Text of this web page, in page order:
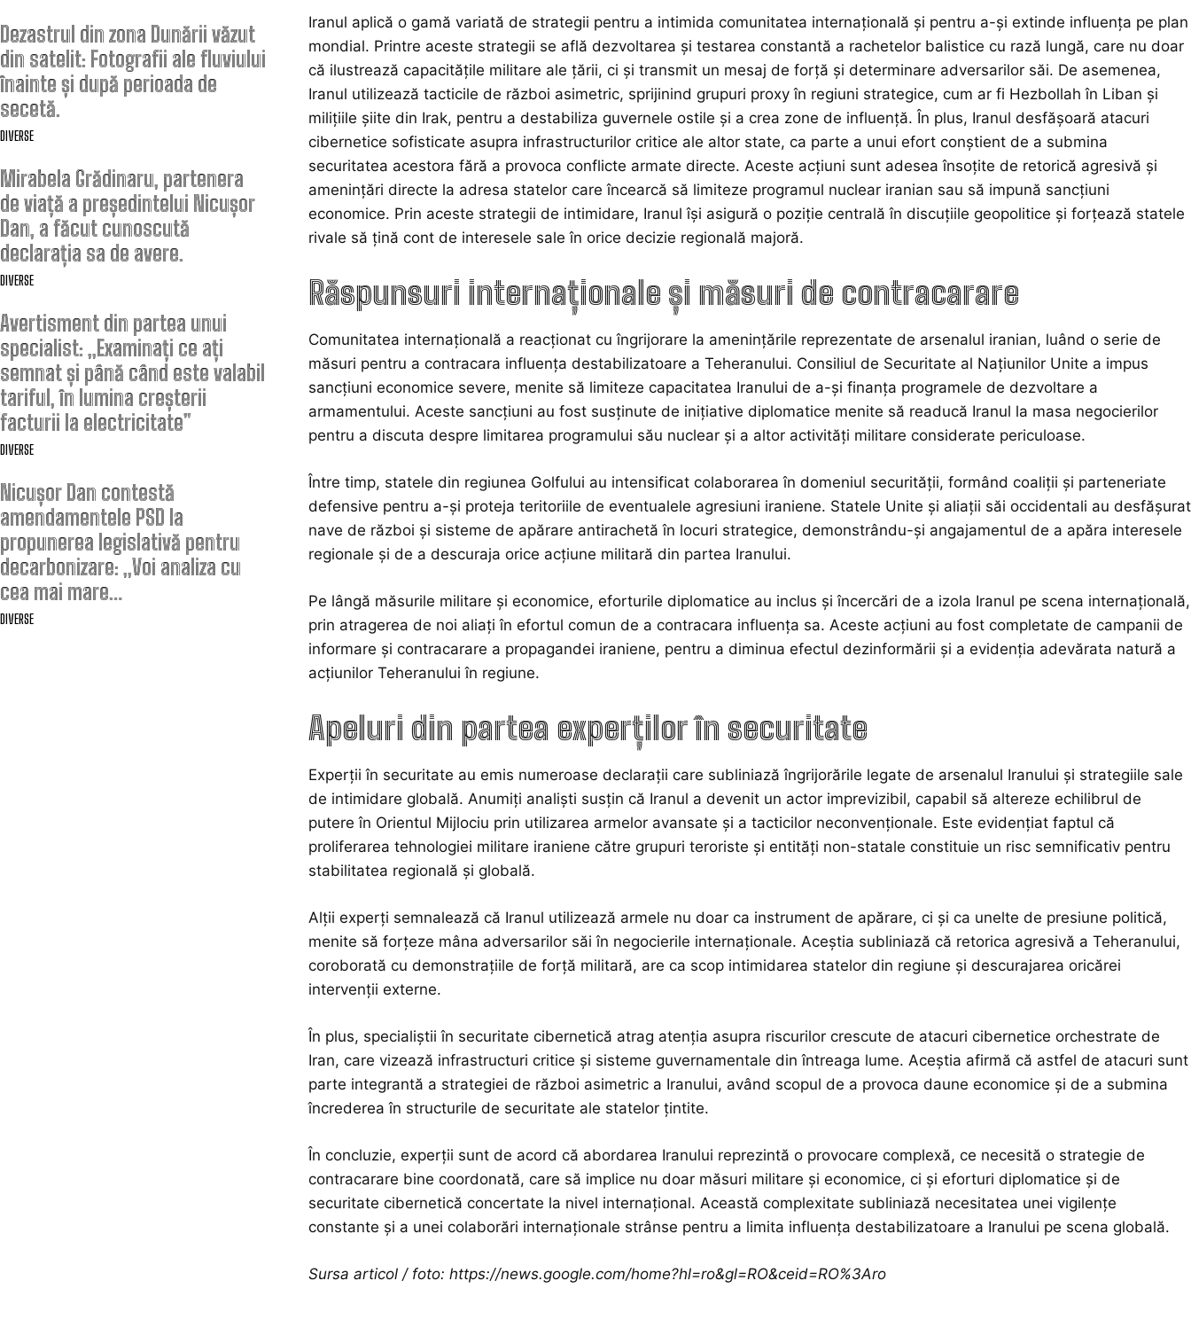
Dezastrul din zona Dunării văzut
din satelit: Fotografii ale fluviului
înainte și după perioada de
secetă.
DIVERSE
Mirabela Grădinaru, partenera
de viață a președintelui Nicușor
Dan, a făcut cunoscută
declarația sa de avere.
DIVERSE
Avertisment din partea unui
specialist: „Examinați ce ați
semnat și până când este valabil
tariful, în lumina creșterii
facturii la electricitate”
DIVERSE
Nicușor Dan contestă
amendamentele PSD la
propunerea legislativă pentru
decarbonizare: „Voi analiza cu
cea mai mare…
DIVERSE
Iranul aplică o gamă variată de strategii pentru a intimida comunitatea internațională și pentru a-și extinde influența pe plan
mondial. Printre aceste strategii se află dezvoltarea și testarea constantă a rachetelor balistice cu rază lungă, care nu doar
că ilustrează capacitățile militare ale țării, ci și transmit un mesaj de forță și determinare adversarilor săi. De asemenea,
Iranul utilizează tacticile de război asimetric, sprijinind grupuri proxy în regiuni strategice, cum ar fi Hezbollah în Liban și
milițiile șiite din Irak, pentru a destabiliza guvernele ostile și a crea zone de influență. În plus, Iranul desfășoară atacuri
cibernetice sofisticate asupra infrastructurilor critice ale altor state, ca parte a unui efort conștient de a submina
securitatea acestora fără a provoca conflicte armate directe. Aceste acțiuni sunt adesea însoțite de retorică agresivă și
amenințări directe la adresa statelor care încearcă să limiteze programul nuclear iranian sau să impună sancțiuni
economice. Prin aceste strategii de intimidare, Iranul își asigură o poziție centrală în discuțiile geopolitice și forțează statele
rivale să țină cont de interesele sale în orice decizie regională majoră.
Răspunsuri internaționale și măsuri de contracarare
Comunitatea internațională a reacționat cu îngrijorare la amenințările reprezentate de arsenalul iranian, luând o serie de
măsuri pentru a contracara influența destabilizatoare a Teheranului. Consiliul de Securitate al Națiunilor Unite a impus
sancțiuni economice severe, menite să limiteze capacitatea Iranului de a-și finanța programele de dezvoltare a
armamentului. Aceste sancțiuni au fost susținute de inițiative diplomatice menite să readucă Iranul la masa negocierilor
pentru a discuta despre limitarea programului său nuclear și a altor activități militare considerate periculoase.
Între timp, statele din regiunea Golfului au intensificat colaborarea în domeniul securității, formând coaliții și parteneriate
defensive pentru a-și proteja teritoriile de eventualele agresiuni iraniene. Statele Unite și aliații săi occidentali au desfășurat
nave de război și sisteme de apărare antirachetă în locuri strategice, demonstrându-și angajamentul de a apăra interesele
regionale și de a descuraja orice acțiune militară din partea Iranului.
Pe lângă măsurile militare și economice, eforturile diplomatice au inclus și încercări de a izola Iranul pe scena internațională,
prin atragerea de noi aliați în efortul comun de a contracara influența sa. Aceste acțiuni au fost completate de campanii de
informare și contracarare a propagandei iraniene, pentru a diminua efectul dezinformării și a evidenția adevărata natură a
acțiunilor Teheranului în regiune.
Apeluri din partea experților în securitate
Experții în securitate au emis numeroase declarații care subliniază îngrijorările legate de arsenalul Iranului și strategiile sale
de intimidare globală. Anumiți analiști susțin că Iranul a devenit un actor imprevizibil, capabil să altereze echilibrul de
putere în Orientul Mijlociu prin utilizarea armelor avansate și a tacticilor neconvenționale. Este evidențiat faptul că
proliferarea tehnologiei militare iraniene către grupuri teroriste și entități non-statale constituie un risc semnificativ pentru
stabilitatea regională și globală.
Alții experți semnalează că Iranul utilizează armele nu doar ca instrument de apărare, ci și ca unelte de presiune politică,
menite să forțeze mâna adversarilor săi în negocierile internaționale. Aceștia subliniază că retorica agresivă a Teheranului,
coroborată cu demonstrațiile de forță militară, are ca scop intimidarea statelor din regiune și descurajarea oricărei
intervenții externe.
În plus, specialiștii în securitate cibernetică atrag atenția asupra riscurilor crescute de atacuri cibernetice orchestrate de
Iran, care vizează infrastructuri critice și sisteme guvernamentale din întreaga lume. Aceștia afirmă că astfel de atacuri sunt
parte integrantă a strategiei de război asimetric a Iranului, având scopul de a provoca daune economice și de a submina
încrederea în structurile de securitate ale statelor țintite.
În concluzie, experții sunt de acord că abordarea Iranului reprezintă o provocare complexă, ce necesită o strategie de
contracarare bine coordonată, care să implice nu doar măsuri militare și economice, ci și eforturi diplomatice și de
securitate cibernetică concertate la nivel internațional. Această complexitate subliniază necesitatea unei vigilențe
constante și a unei colaborări internaționale strânse pentru a limita influența destabilizatoare a Iranului pe scena globală.
Sursa articol / foto: https://news.google.com/home?hl=ro&gl=RO&ceid=RO%3Aro